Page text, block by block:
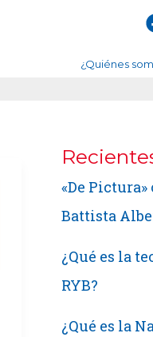
¿Quiénes
«De Pictura»
Battista
¿Qué es la
RYB?
¿Qué es la